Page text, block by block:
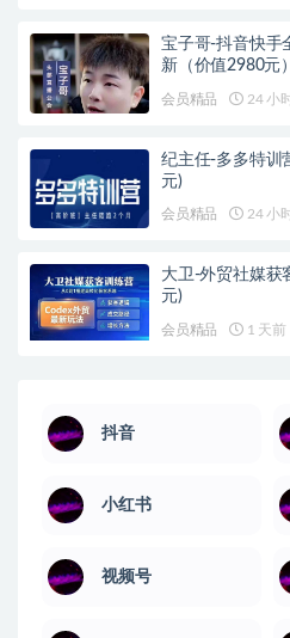
宝子哥-抖音快手
新（价值2980元）
会员精品 24 小
纪主任-多多特训
元)
会员精品 24 小
大卫-外贸社媒获
元)
会员精品 1 天前
抖音
小红书
视频号